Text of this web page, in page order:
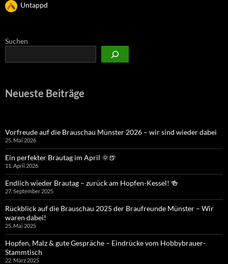
Untappd
Suchen
Neueste Beiträge
Vorfreude auf die Brauschau Münster 2026 – wir sind wieder dabei
25. Mai 2026
Ein perfekter Brautag im April 🌞🍺
11. April 2026
Endlich wieder Brautag – zurück am Hopfen-Kessel! 🍻
27. September 2025
Rückblick auf die Brauschau 2025 der Braufreunde Münster – Wir
waren dabei!
25. Mai 2025
Hopfen, Malz & gute Gespräche – Eindrücke vom Hobbybrauer-
Stammtisch
22. März 2025